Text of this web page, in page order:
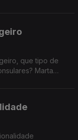
que tipo de
Marta